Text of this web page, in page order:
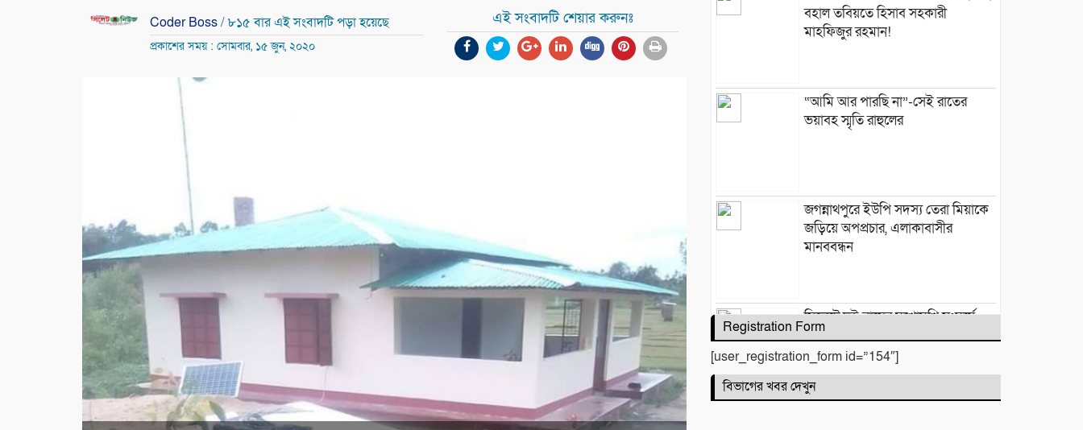
Coder Boss/ ৮১৫ বার এই সংবাদটি পড়া হয়েছে
প্রকাশের সময় : সোমবার, ১৫ জুন, ২০২০
এই সংবাদটি শেয়ার করুনঃ
বহাল তবিয়তে হিসাব সহকারী
মাহফিজুর রহমান!
“আমি আর পারছি না”-সেই রাতের
ভয়াবহ স্মৃতি রাহুলের
জগন্নাথপুরে ইউপি সদস্য তেরা মিয়াকে
জড়িয়ে অপপ্রচার, এলাকাবাসীর
মানববন্ধন
সিলেটে দুই বাসের মুখোমুখি সংঘর্ষে
নিহত ৯
Registration Form
[user_registration_form id=”154″]
বিভাগের খবর দেখুন